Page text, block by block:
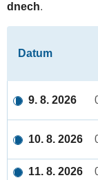
dnech.
Datum
9. 8. 2026
10. 8. 2026
11. 8. 2026